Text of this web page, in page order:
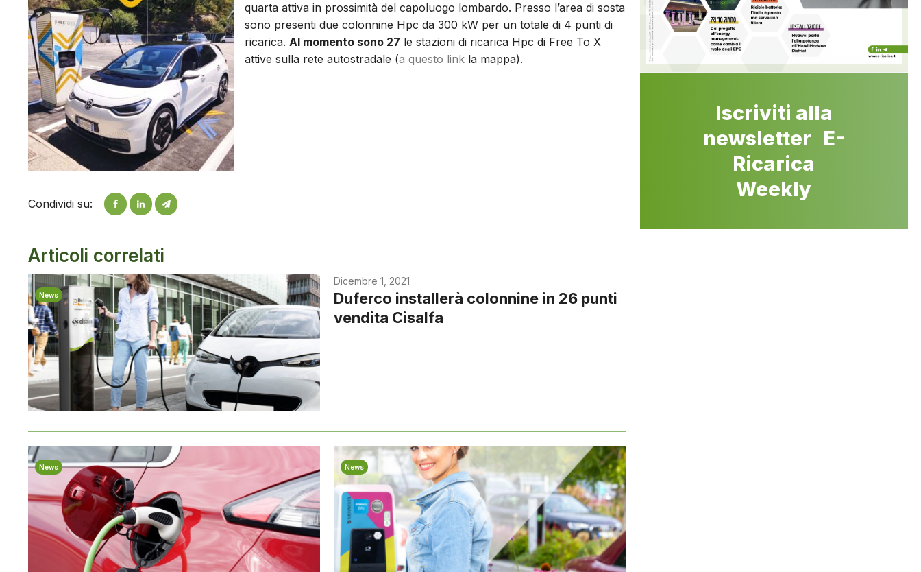
quarta attiva in prossimità del capoluogo lombardo. Presso l’area di sosta
sono presenti due colonnine Hpc da 300 kW per un totale di 4 punti di
ricarica. Al momento sono 27 le stazioni di ricarica Hpc di Free To X
attive sulla rete autostradale (a questo link la mappa).
Condividi su:
Articoli correlati
News
Dicembre 1, 2021
Duferco installerà colonnine in 26 punti
vendita Cisalfa
News News
Iscriviti alla
newsletter E-
Ricarica
Weekly